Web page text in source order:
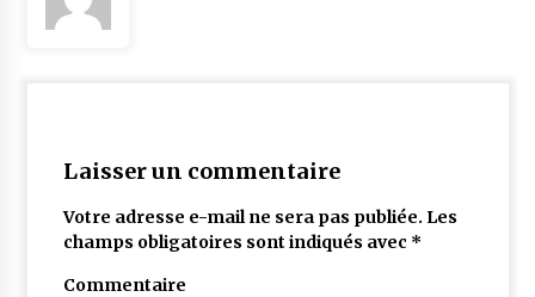
Laisser un commentaire
Votre adresse e-mail ne sera pas publiée. Les
champs obligatoires sont indiqués avec *
Commentaire